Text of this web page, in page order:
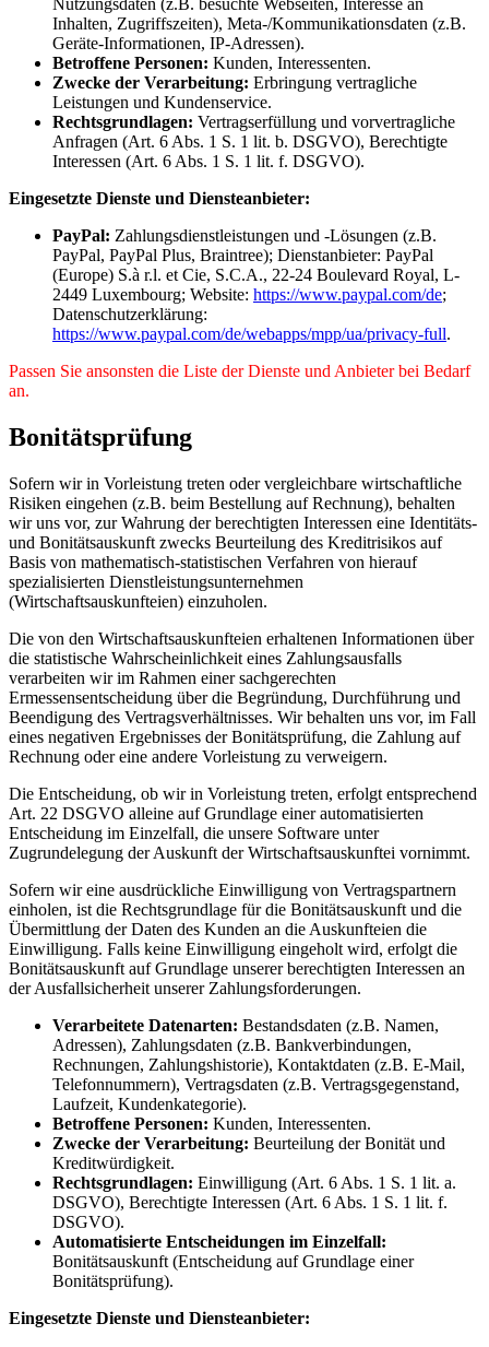
Nutzungsdaten (z.B. besuchte Webseiten, Interesse an
Inhalten, Zugriffszeiten), Meta-/Kommunikationsdaten (z.B.
Geräte-Informationen, IP-Adressen).
Betroffene Personen: Kunden, Interessenten.
Zwecke der Verarbeitung: Erbringung vertragliche
Leistungen und Kundenservice.
Rechtsgrundlagen: Vertragserfüllung und vorvertragliche
Anfragen (Art. 6 Abs. 1 S. 1 lit. b. DSGVO), Berechtigte
Interessen (Art. 6 Abs. 1 S. 1 lit. f. DSGVO).
Eingesetzte Dienste und Diensteanbieter:
PayPal: Zahlungsdienstleistungen und -Lösungen (z.B.
PayPal, PayPal Plus, Braintree); Dienstanbieter: PayPal
(Europe) S.à r.l. et Cie, S.C.A., 22-24 Boulevard Royal, L-
2449 Luxembourg; Website: https://www.paypal.com/de;
Datenschutzerklärung:
https://www.paypal.com/de/webapps/mpp/ua/privacy-full.
Passen Sie ansonsten die Liste der Dienste und Anbieter bei Bedarf
an.
Bonitätsprüfung
Sofern wir in Vorleistung treten oder vergleichbare wirtschaftliche
Risiken eingehen (z.B. beim Bestellung auf Rechnung), behalten
wir uns vor, zur Wahrung der berechtigten Interessen eine Identitäts-
und Bonitätsauskunft zwecks Beurteilung des Kreditrisikos auf
Basis von mathematisch-statistischen Verfahren von hierauf
spezialisierten Dienstleistungsunternehmen
(Wirtschaftsauskunfteien) einzuholen.
Die von den Wirtschaftsauskunfteien erhaltenen Informationen über
die statistische Wahrscheinlichkeit eines Zahlungsausfalls
verarbeiten wir im Rahmen einer sachgerechten
Ermessensentscheidung über die Begründung, Durchführung und
Beendigung des Vertragsverhältnisses. Wir behalten uns vor, im Fall
eines negativen Ergebnisses der Bonitätsprüfung, die Zahlung auf
Rechnung oder eine andere Vorleistung zu verweigern.
Die Entscheidung, ob wir in Vorleistung treten, erfolgt entsprechend
Art. 22 DSGVO alleine auf Grundlage einer automatisierten
Entscheidung im Einzelfall, die unsere Software unter
Zugrundelegung der Auskunft der Wirtschaftsauskunftei vornimmt.
Sofern wir eine ausdrückliche Einwilligung von Vertragspartnern
einholen, ist die Rechtsgrundlage für die Bonitätsauskunft und die
Übermittlung der Daten des Kunden an die Auskunfteien die
Einwilligung. Falls keine Einwilligung eingeholt wird, erfolgt die
Bonitätsauskunft auf Grundlage unserer berechtigten Interessen an
der Ausfallsicherheit unserer Zahlungsforderungen.
Verarbeitete Datenarten: Bestandsdaten (z.B. Namen,
Adressen), Zahlungsdaten (z.B. Bankverbindungen,
Rechnungen, Zahlungshistorie), Kontaktdaten (z.B. E-Mail,
Telefonnummern), Vertragsdaten (z.B. Vertragsgegenstand,
Laufzeit, Kundenkategorie).
Betroffene Personen: Kunden, Interessenten.
Zwecke der Verarbeitung: Beurteilung der Bonität und
Kreditwürdigkeit.
Rechtsgrundlagen: Einwilligung (Art. 6 Abs. 1 S. 1 lit. a.
DSGVO), Berechtigte Interessen (Art. 6 Abs. 1 S. 1 lit. f.
DSGVO).
Automatisierte Entscheidungen im Einzelfall:
Bonitätsauskunft (Entscheidung auf Grundlage einer
Bonitätsprüfung).
Eingesetzte Dienste und Diensteanbieter: